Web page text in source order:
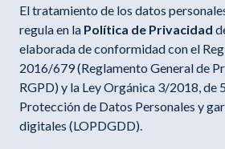
El tratamiento de los datos
regula en la Política de Privacidad
elaborada de conformidad con el
2016/679 (Reglamento General de
RGPD) y la Ley Orgánica 3/2018, de
Protección de Datos Personales y
digitales (LOPDGDD).